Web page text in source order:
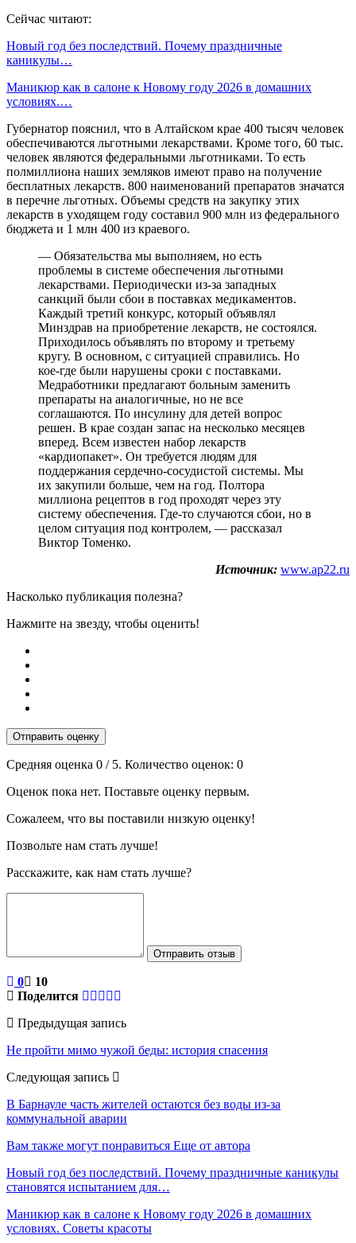
Сейчас читают:
Новый год без последствий. Почему праздничные
каникулы…
Маникюр как в салоне к Новому году 2026 в домашних
условиях.…
Губернатор пояснил, что в Алтайском крае 400 тысяч человек
обеспечиваются льготными лекарствами. Кроме того, 60 тыс.
человек являются федеральными льготниками. То есть
полмиллиона наших земляков имеют право на получение
бесплатных лекарств. 800 наименований препаратов значатся
в перечне льготных. Объемы средств на закупку этих
лекарств в уходящем году составил 900 млн из федерального
бюджета и 1 млн 400 из краевого.
— Обязательства мы выполняем, но есть
проблемы в системе обеспечения льготными
лекарствами. Периодически из-за западных
санкций были сбои в поставках медикаментов.
Каждый третий конкурс, который объявлял
Минздрав на приобретение лекарств, не состоялся.
Приходилось объявлять по второму и третьему
кругу. В основном, с ситуацией справились. Но
кое-где были нарушены сроки с поставками.
Медработники предлагают больным заменить
препараты на аналогичные, но не все
соглашаются. По инсулину для детей вопрос
решен. В крае создан запас на несколько месяцев
вперед. Всем известен набор лекарств
«кардиопакет». Он требуется людям для
поддержания сердечно-сосудистой системы. Мы
их закупили больше, чем на год. Полтора
миллиона рецептов в год проходят через эту
систему обеспечения. Где-то случаются сбои, но в
целом ситуация под контролем, — рассказал
Виктор Томенко.
Источник: www.ap22.ru
Насколько публикация полезна?
Нажмите на звезду, чтобы оценить!
Отправить оценку
Средняя оценка 0 / 5. Количество оценок: 0
Оценок пока нет. Поставьте оценку первым.
Сожалеем, что вы поставили низкую оценку!
Позвольте нам стать лучше!
Расскажите, как нам стать лучше?
Отправить отзыв
0
10
Поделится
Предыдущая запись
Не пройти мимо чужой беды: история спасения
Следующая запись
В Барнауле часть жителей остаются без воды из-за
коммунальной аварии
Вам также могут понравиться Еще от автора
Новый год без последствий. Почему праздничные каникулы
становятся испытанием для…
Маникюр как в салоне к Новому году 2026 в домашних
условиях. Советы красоты